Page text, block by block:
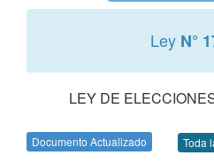
Ley N°
LEY DE
Documento Actualizado Toda